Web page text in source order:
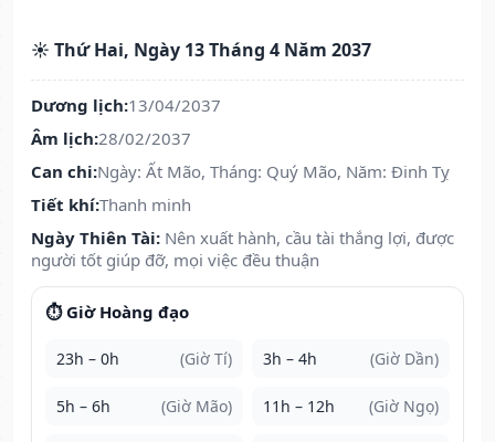
☀️ Thứ Hai, Ngày 13 Tháng 4 Năm 2037
Dương lịch:13/04/2037
Âm lịch:28/02/2037
Can chi:Ngày: Ất Mão, Tháng: Quý Mão, Năm: Đinh Tỵ
Tiết khí:Thanh minh
Ngày Thiên Tài: Nên xuất hành, cầu tài thắng lợi, được
người tốt giúp đỡ, mọi việc đều thuận
⏱️ Giờ Hoàng đạo
23h – 0h (Giờ Tí) 3h – 4h (Giờ Dần)
5h – 6h (Giờ Mão) 11h – 12h (Giờ Ngọ)